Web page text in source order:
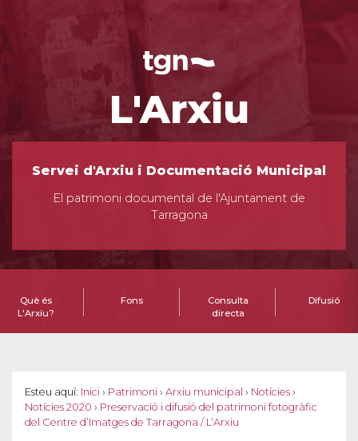
L'Arxiu
Servei d'Arxiu i Documentació Municipal
El patrimoni documental de l'Ajuntament de
Tarragona
Què és
L'Arxiu?
Fons
Consulta
directa
Difusió
Esteu aquí: Inici › Patrimoni › Arxiu municipal › Notícies ›
Notícies 2020 › Preservació i difusió del patrimoni fotogràfic
del Centre d’Imatges de Tarragona / L’Arxiu